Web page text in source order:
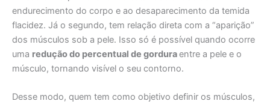
endurecimento do corpo e ao desaparecimento da temida
flacidez. Já o segundo, tem relação direta com a “aparição”
dos músculos sob a pele. Isso só é possível quando ocorre
uma redução do percentual de gorduraentre a pele e o
músculo, tornando visível o seu contorno.
Desse modo, quem tem como objetivo definir os músculos,